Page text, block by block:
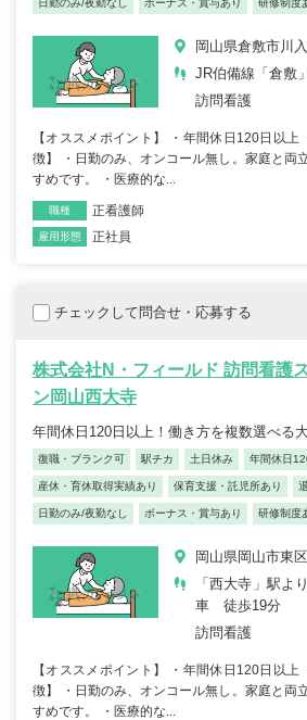
日勤のみ/夜勤なし ボーナス・賞与あり 研修制度
岡山県倉敷市川
JR伯備線「倉敷
訪問看護
【オススメポイント】 ・年間休日120日以
徴】 ・日勤のみ、オンコール無し。家庭と両
すめです。 ・医療的な...
職種 正看護師
雇用形態 正社員
チェックして問合せ・応募する
株式会社N・フィールド 訪問看護
ン岡山西大寺
年間休日120日以上！働き方を複数選べる
復職・ブランク可 駅チカ 土日休み 年間休日
産休・育休取得実績あり 保育支援・託児所あり
日勤のみ/夜勤なし ボーナス・賞与あり 研修制度
岡山県岡山市東
「西大寺」駅
車 徒歩19分
訪問看護
【オススメポイント】 ・年間休日120日以
徴】 ・日勤のみ、オンコール無し。家庭と両
すめです。 ・医療的な...